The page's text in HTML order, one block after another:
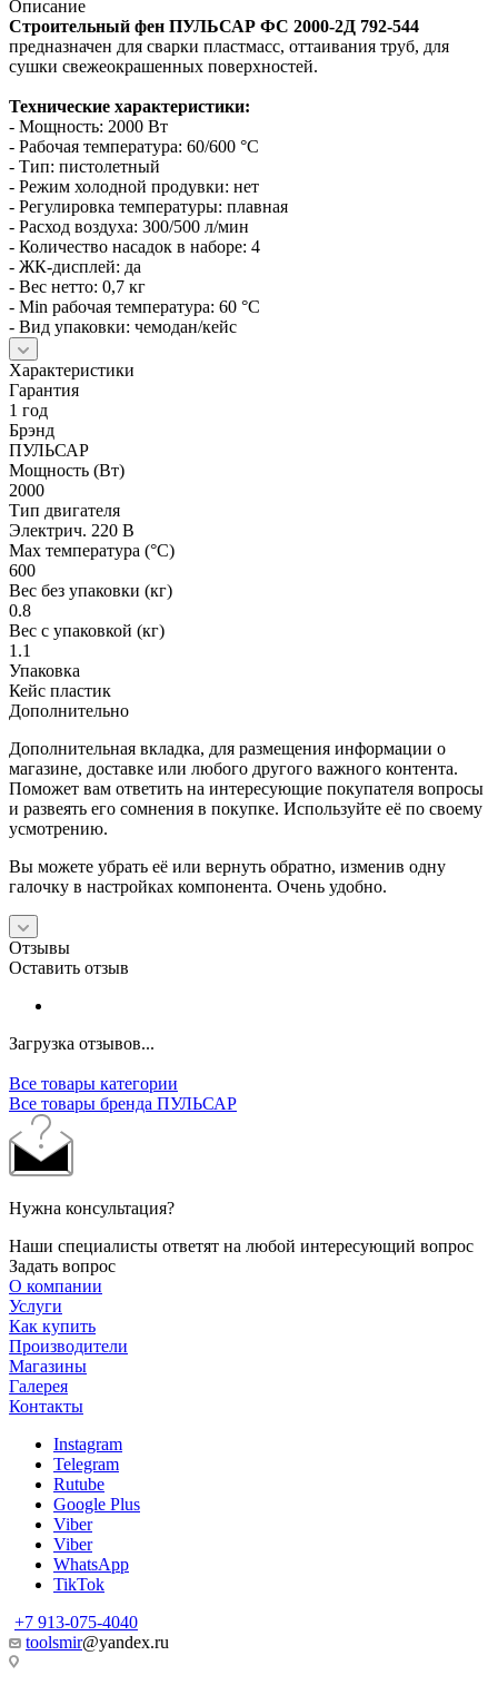
Описание
Строительный фен ПУЛЬСАР ФС 2000-2Д 792-544
предназначен для сварки пластмасс, оттаивания труб, для
сушки свежеокрашенных поверхностей.
Технические характеристики:
- Мощность: 2000 Вт
- Рабочая температура: 60/600 °С
- Тип: пистолетный
- Режим холодной продувки: нет
- Регулировка температуры: плавная
- Расход воздуха: 300/500 л/мин
- Количество насадок в наборе: 4
- ЖК‑дисплей: да
- Вес нетто: 0,7 кг
- Min рабочая температура: 60 °С
- Вид упаковки: чемодан/кейс
Характеристики
Гарантия
1 год
Брэнд
ПУЛЬСАР
Мощность (Вт)
2000
Тип двигателя
Электрич. 220 В
Мах температура (°С)
600
Вес без упаковки (кг)
0.8
Вес с упаковкой (кг)
1.1
Упаковка
Кейс пластик
Дополнительно
Дополнительная вкладка, для размещения информации о
магазине, доставке или любого другого важного контента.
Поможет вам ответить на интересующие покупателя вопросы
и развеять его сомнения в покупке. Используйте её по своему
усмотрению.
Вы можете убрать её или вернуть обратно, изменив одну
галочку в настройках компонента. Очень удобно.
Отзывы
Оставить отзыв
Загрузка отзывов...
Все товары категории
Все товары бренда ПУЛЬСАР
Нужна консультация?
Наши специалисты ответят на любой интересующий вопрос
Задать вопрос
О компании
Услуги
Как купить
Производители
Магазины
Галерея
Контакты
Instagram
Telegram
Rutube
Google Plus
Viber
Viber
WhatsApp
TikTok
+7 913-075-4040
toolsmir@yandex.ru